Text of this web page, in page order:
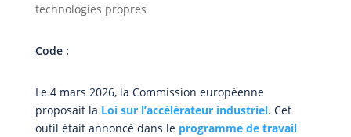
technologies propres
Code :
Le 4 mars 2026, la Commission européenne
proposait la Loi sur l’accélérateur industriel. Cet
outil était annoncé dans le programme de travail